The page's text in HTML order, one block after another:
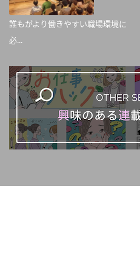
誰もがより働きやすい職場環境に
必...